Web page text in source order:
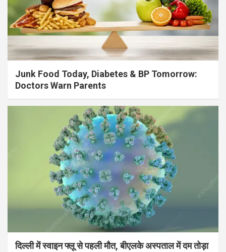
Junk Food Today, Diabetes & BP Tomorrow:
Doctors Warn Parents
दिल्ली में स्वाइन फ्लू से पहली मौत, बीएलके अस्पताल में दम तोड़ा